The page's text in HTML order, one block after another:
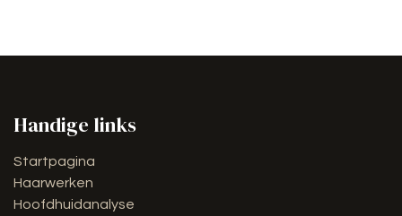
Handige links
Startpagina
Haarwerken
Hoofdhuidanalyse